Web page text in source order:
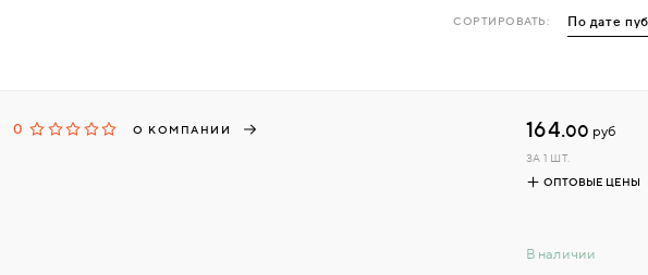
СОРТИРОВАТЬ:
0 О КОМПАНИИ
В наличии
164.00 руб
ЗА 1 ШТ.
ОПТОВЫЕ ЦЕНЫ